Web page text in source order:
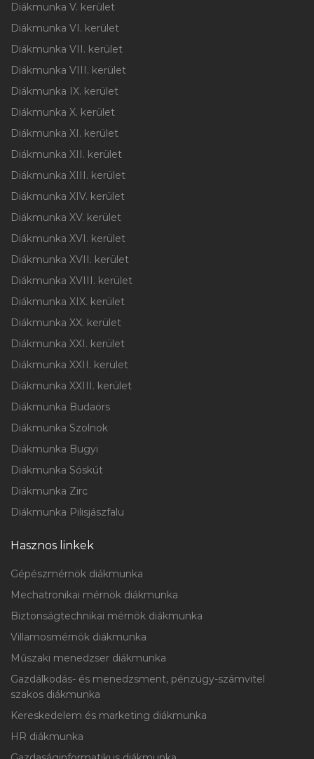
Diákmunka V. kerület
Diákmunka VI. kerület
Diákmunka VII. kerület
Diákmunka VIII. kerület
Diákmunka IX. kerület
Diákmunka X. kerület
Diákmunka XI. kerület
Diákmunka XII. kerület
Diákmunka XIII. kerület
Diákmunka XIV. kerület
Diákmunka XV. kerület
Diákmunka XVI. kerület
Diákmunka XVII. kerület
Diákmunka XVIII. kerület
Diákmunka XIX. kerület
Diákmunka XX. kerület
Diákmunka XXI. kerület
Diákmunka XXII. kerület
Diákmunka XXIII. kerület
Diákmunka Budaörs
Diákmunka Szolnok
Diákmunka Bugyi
Diákmunka Sóskút
Diákmunka Zirc
Diákmunka Pilisjászfalu
Hasznos linkek
Gépészmérnök diákmunka
Mechatronikai mérnök diákmunka
Biztonságtechnikai mérnök diákmunka
Villamosmérnök diákmunka
Műszaki menedzser diákmunka
Gazdálkodás- és menedzsment, pénzügy-számvitel
szakos diákmunka
Kereskedelem és marketing diákmunka
HR diákmunka